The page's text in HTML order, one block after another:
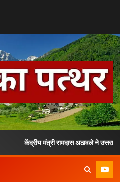
केंद्रीय मंत्री रामदास अठावले ने उत्तराखंड में चल